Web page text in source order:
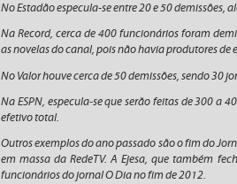
No Estadão especula-se entre 20 e 50 demissões,
Na Record, cerca de 400 funcionários foram
as novelas do canal, pois não havia produtores
No Valor houve cerca de 50 demissões, sendo 30
Na ESPN, especula-se que serão feitas de 300 a
efetivo total.
Outros exemplos do ano passado são o fim do
em massa da RedeTV. A Ejesa, que também
funcionários do jornal O Dia no fim de 2012.